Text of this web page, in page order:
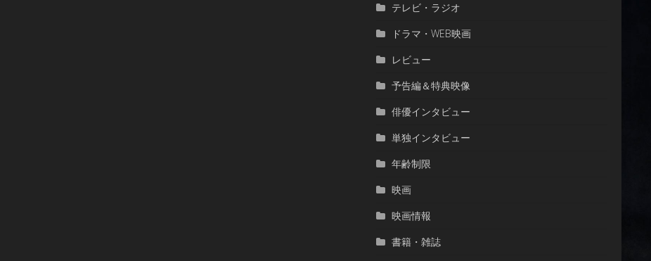
テレビ・ラジオ
ドラマ・WEB映画
レビュー
予告編＆特典映像
俳優インタビュー
単独インタビュー
年齢制限
映画
映画情報
書籍・雑誌